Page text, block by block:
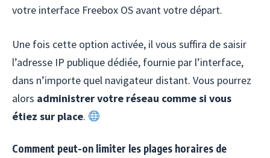
votre interface Freebox OS avant votre départ.
Une fois cette option activée, il vous suffira de saisir
l’adresse IP publique dédiée, fournie par l’interface,
dans n’importe quel navigateur distant. Vous pourrez
alors administrer votre réseau comme si vous
étiez sur place.
Comment peut-on limiter les plages horaires de